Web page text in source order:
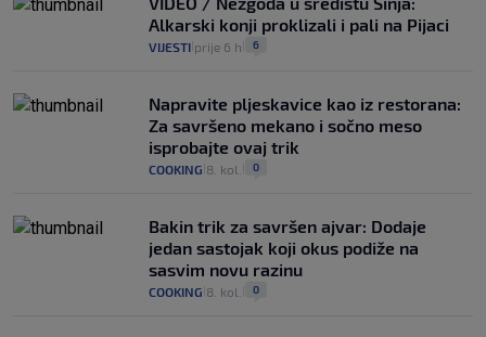
Alkarski konji proklizali i pali na Pijaci
VIJESTI prije 6 h 6
Napravite pljeskavice kao iz restorana:
Za savršeno mekano i sočno meso
isprobajte ovaj trik
COOKING 8. kol. 0
Bakin trik za savršen ajvar: Dodaje
jedan sastojak koji okus podiže na
sasvim novu razinu
COOKING 8. kol. 0